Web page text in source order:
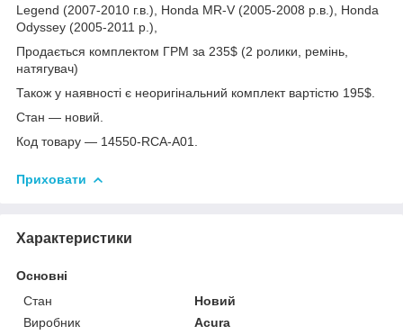
Legend (2007-2010 г.в.), Honda MR-V (2005-2008 р.в.), Honda
Odyssey (2005-2011 р.),
Продається комплектом ГРМ за 235$ (2 ролики, ремінь,
натягувач)
Також у наявності є неоригінальний комплект вартістю 195$.
Стан — новий.
Код товару — 14550-RCA-A01.
Приховати
Характеристики
Основні
Стан
Новий
Виробник
Acura